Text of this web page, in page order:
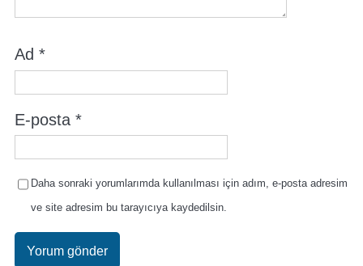
Ad *
E-posta *
Daha sonraki yorumlarımda kullanılması için adım, e-posta adresim
ve site adresim bu tarayıcıya kaydedilsin.